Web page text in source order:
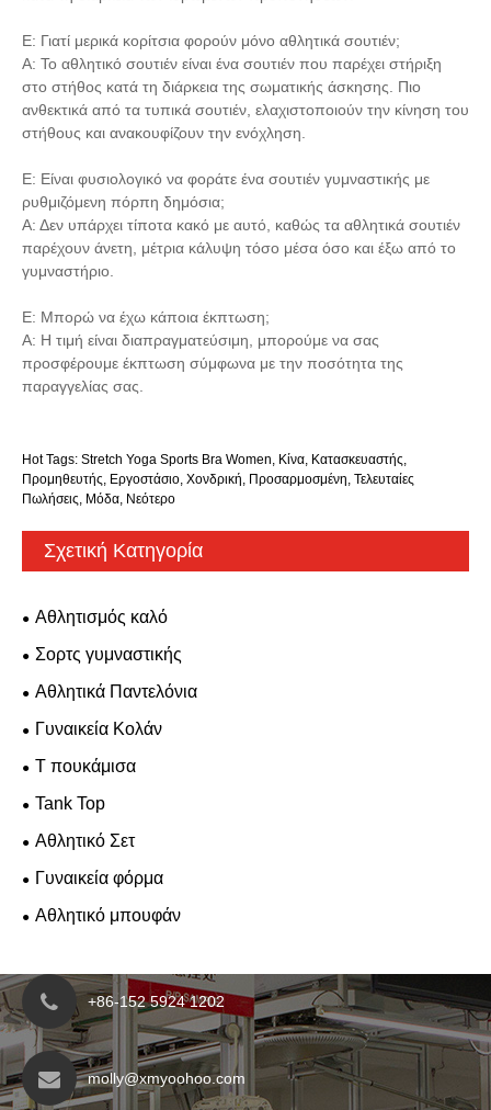
Ε: Γιατί μερικά κορίτσια φορούν μόνο αθλητικά σουτιέν;
Α: Το αθλητικό σουτιέν είναι ένα σουτιέν που παρέχει στήριξη
στο στήθος κατά τη διάρκεια της σωματικής άσκησης. Πιο
ανθεκτικά από τα τυπικά σουτιέν, ελαχιστοποιούν την κίνηση του
στήθους και ανακουφίζουν την ενόχληση.
Ε: Είναι φυσιολογικό να φοράτε ένα σουτιέν γυμναστικής με
ρυθμιζόμενη πόρπη δημόσια;
Α: Δεν υπάρχει τίποτα κακό με αυτό, καθώς τα αθλητικά σουτιέν
παρέχουν άνετη, μέτρια κάλυψη τόσο μέσα όσο και έξω από το
γυμναστήριο.
Ε: Μπορώ να έχω κάποια έκπτωση;
Α: Η τιμή είναι διαπραγματεύσιμη, μπορούμε να σας
προσφέρουμε έκπτωση σύμφωνα με την ποσότητα της
παραγγελίας σας.
Hot Tags: Stretch Yoga Sports Bra Women, Κίνα, Κατασκευαστής,
Προμηθευτής, Εργοστάσιο, Χονδρική, Προσαρμοσμένη, Τελευταίες
Πωλήσεις, Μόδα, Νεότερο
Σχετική Κατηγορία
Αθλητισμός καλό
Σορτς γυμναστικής
Αθλητικά Παντελόνια
Γυναικεία Κολάν
T πουκάμισα
Tank Top
Αθλητικό Σετ
Γυναικεία φόρμα
Αθλητικό μπουφάν
+86-152 5924 1202
molly@xmyoohoo.com